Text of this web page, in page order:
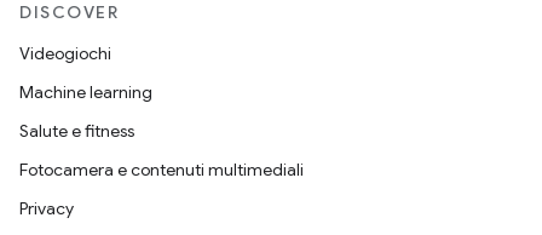
DISCOVER
Videogiochi
Machine learning
Salute e fitness
Fotocamera e contenuti multimediali
Privacy